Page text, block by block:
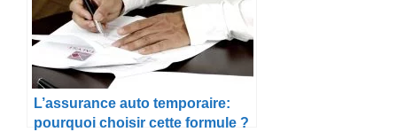
L’assurance auto temporaire:
pourquoi choisir cette formule ?